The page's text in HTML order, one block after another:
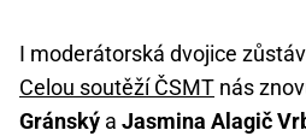
I moderátorská dvojice
Celou soutěží ČSMT nás
Gránský a Jasmina Alagič